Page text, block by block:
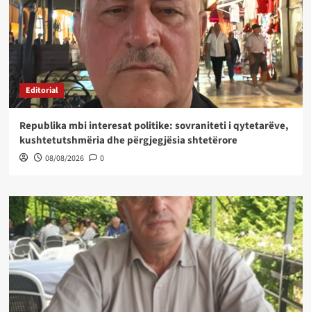
Editorial
Republika mbi interesat politike: sovraniteti i qytetarëve,
kushtetutshmëria dhe përgjegjësia shtetërore
08/08/2026 0